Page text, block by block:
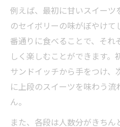
例えば、最初に甘いスイーツ
のセイボリーの味がぼやけて
番通りに食べることで、それ
しく楽しむことができます
サンドイッチから手をつけ、
に上段のスイーツを味わう
ん。
また、各段は人数分がきち